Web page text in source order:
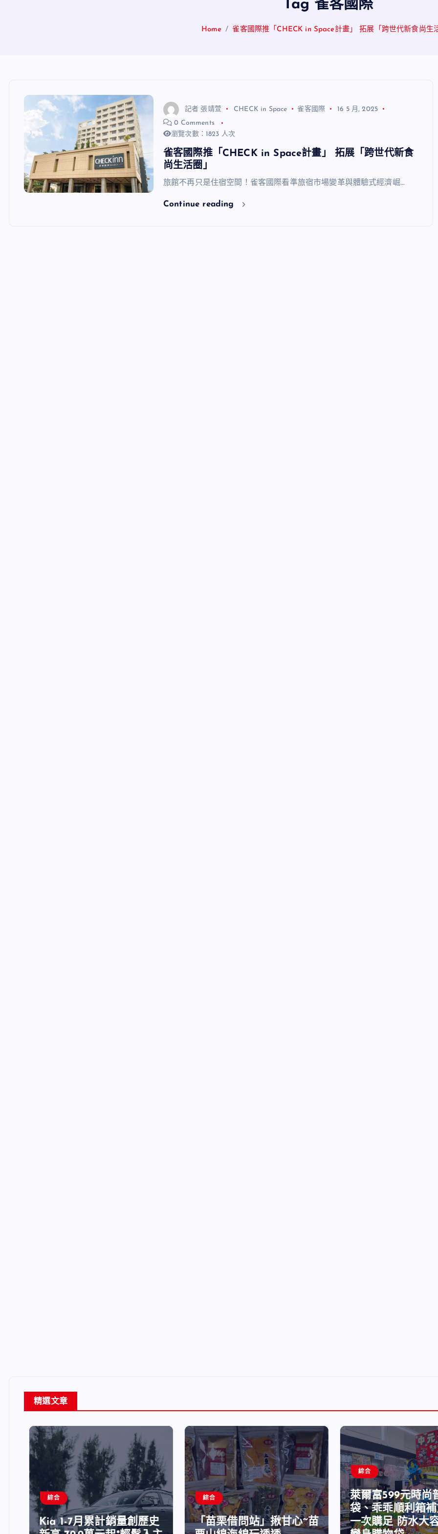
Tag 雀客國際
Home 雀客國際推「CHECK in Space計畫」 拓展「跨世代新食尚生
記者 張靖萱 CHECK in Space 雀客國際
16 5 月, 2025
0 Comments
瀏覽次數：1823 人次
雀客國際推「CHECK in Space計畫」 拓展「跨世代新食
尚生活圈」
旅館不再只是住宿空間！雀客國際看準旅宿市場變革與體驗式經濟崛…
Continue reading
精選文章
綜合
Kia 1-7月累計銷量創歷史
綜合
「苗栗借問站」揪甘心~苗
綜合
萊爾富599元時尚
袋、乖乖順利箱補
一次購足 防水大容